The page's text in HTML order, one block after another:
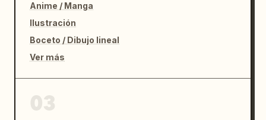
Anime / Manga
Ilustración
Boceto / Dibujo lineal
Ver más